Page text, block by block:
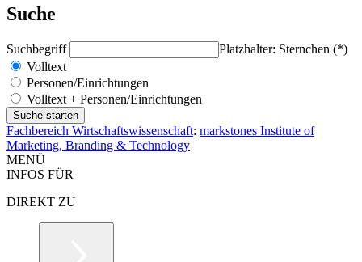
Suche
Suchbegriff
Platzhalter: Sternchen (*)
Volltext
Personen/Einrichtungen
Volltext + Personen/Einrichtungen
Fachbereich Wirtschaftswissenschaft: markstones Institute of
Marketing, Branding & Technology
MENÜ
INFOS FÜR
DIREKT ZU